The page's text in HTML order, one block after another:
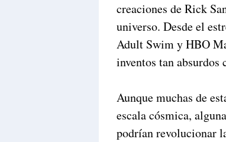
creaciones de Rick
universo. Desde el
Adult Swim y HBO
inventos tan absurdos
Aunque muchas de
escala cósmica,
podrían revolucionar